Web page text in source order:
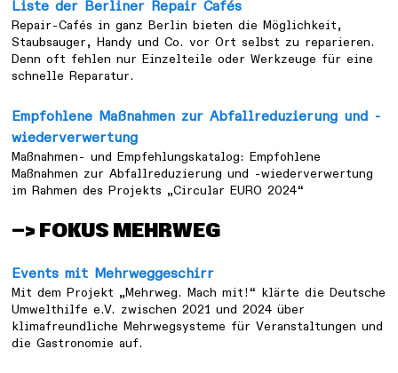
Liste der Berliner Repair Cafés
Repair-Cafés in ganz Berlin bieten die Möglichkeit,
Staubsauger, Handy und Co. vor Ort selbst zu reparieren.
Denn oft fehlen nur Einzelteile oder Werkzeuge für eine
schnelle Reparatur.
Empfohlene Maßnahmen zur Abfallreduzierung und -
wiederverwertung
Maßnahmen- und Empfehlungskatalog: Empfohlene
Maßnahmen zur Abfallreduzierung und -wiederverwertung
im Rahmen des Projekts „Circular EURO 2024“
—> FOKUS MEHRWEG
Events mit Mehrweggeschirr
Mit dem Projekt „Mehrweg. Mach mit!“ klärte die Deutsche
Umwelthilfe e.V. zwischen 2021 und 2024 über
klimafreundliche Mehrwegsysteme für Veranstaltungen und
die Gastronomie auf.